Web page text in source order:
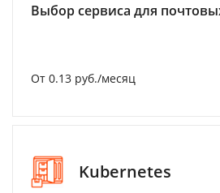
Выбор сервиса для
От 0.13 руб./месяц
Kubernetes